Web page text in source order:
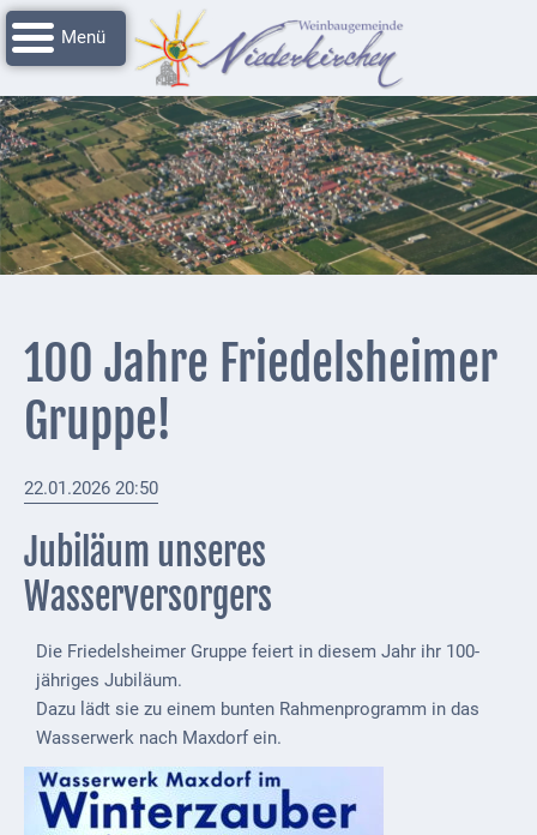
Navigation
überspringen
Startseite
Grussworte
Rathaus
Unser
Niederkirchen
Impressionen
Nachrichtenarchiv
Verbandsgemeinde
Deidesheim
Polizei +
Externe
Behörden
Gottesdienste
Infrastruktur
und
Baumaßnahmen
100 Jahre Friedelsheimer
Gruppe!
22.01.2026 20:50
Jubiläum unseres
Wasserversorgers
Die Friedelsheimer Gruppe feiert in diesem Jahr ihr 100-
jähriges Jubiläum.
Dazu lädt sie zu einem bunten Rahmenprogramm in das
Wasserwerk nach Maxdorf ein.